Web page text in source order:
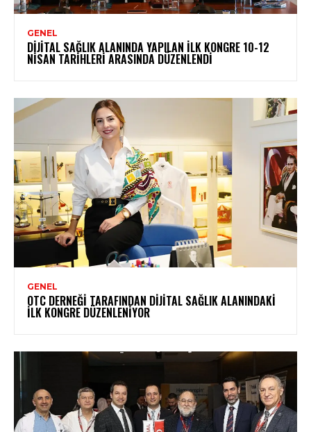
GENEL
DIJITAL SAĞLIK ALANINDA YAPILAN İLK KONGRE 10-12
NISAN TARIHLERI ARASINDA DÜZENLENDI
GENEL
OTC DERNEĞI TARAFINDAN DIJITAL SAĞLIK ALANINDAKI
İLK KONGRE DÜZENLENIYOR